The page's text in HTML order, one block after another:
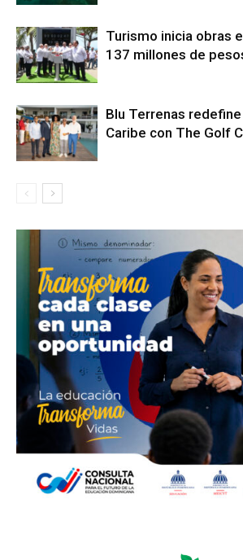
Turismo inicia obras
137 millones de
Blu Terrenas
Caribe con The Golf